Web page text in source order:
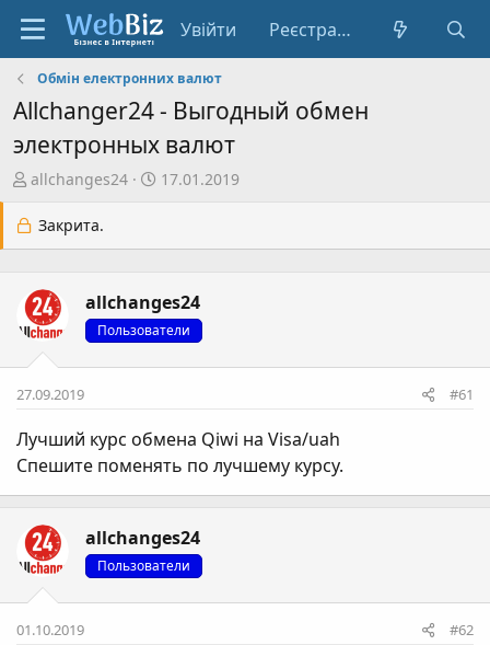
Увійти Реєстрація
Обмін електронних валют
Allchanger24 - Выгодный обмен
электронных валют
А
т
о
т
е
м
и
allchanges24
Д
а
в
о
р
н
17.01.2019
Закрита.
allchanges24
Пользователи
27.09.2019 #61
Лучший курс обмена Qiwi на Visa/uah
Спешите поменять по лучшему курсу.
allchanges24
Пользователи
01.10.2019 #62